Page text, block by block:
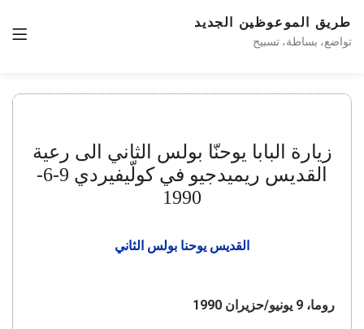
طريق الموعوظين الجديد
تواضع، بساطة، تسبيح
زيارة البابا يوحنّا بولس الثاني الى رعية
القديس ريميدجيو في كولّيفيردي 9-6-
1990
القديس يوحنا بولس الثاني
روما، 9 يونيو/حزيران 1990